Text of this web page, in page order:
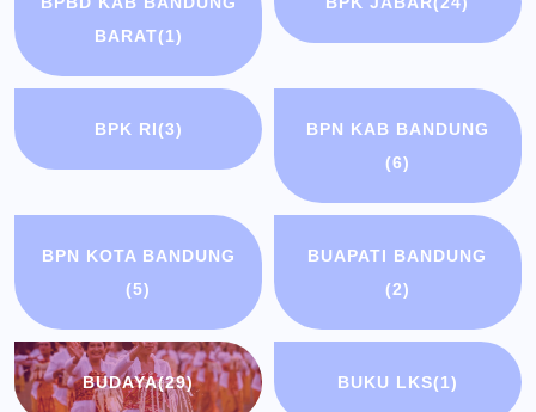
BARAT(1)
BPK RI(3)
BPN KAB BANDUNG
(6)
BPN KOTA BANDUNG
(5)
BUAPATI BANDUNG
(2)
BUDAYA(29) BUKU LKS(1)